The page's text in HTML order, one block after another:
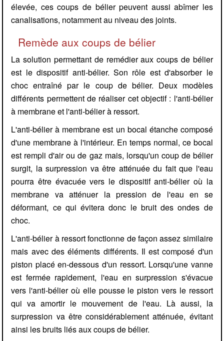
élevée, ces coups de bélier peuvent aussi abîmer les
canalisations, notamment au niveau des joints.
Remède aux coups de bélier
La solution permettant de remédier aux coups de bélier
est le dispositif anti-bélier. Son rôle est d'absorber le
choc entraîné par le coup de bélier. Deux modèles
différents permettent de réaliser cet objectif : l'anti-bélier
à membrane et l'anti-bélier à ressort.
L'anti-bélier à membrane est un bocal étanche composé
d'une membrane à l'intérieur. En temps normal, ce bocal
est rempli d'air ou de gaz mais, lorsqu'un coup de bélier
surgit, la surpression va être atténuée du fait que l'eau
pourra être évacuée vers le dispositif anti-bélier où la
membrane va atténuer la pression de l'eau en se
déformant, ce qui évitera donc le bruit des ondes de
choc.
L'anti-bélier à ressort fonctionne de façon assez similaire
mais avec des éléments différents. Il est composé d'un
piston placé en-dessous d'un ressort. Lorsqu'une vanne
est fermée rapidement, l'eau en surpression s'évacue
vers l'anti-bélier où elle pousse le piston vers le ressort
qui va amortir le mouvement de l'eau. Là aussi, la
surpression va être considérablement atténuée, évitant
ainsi les bruits liés aux coups de bélier.